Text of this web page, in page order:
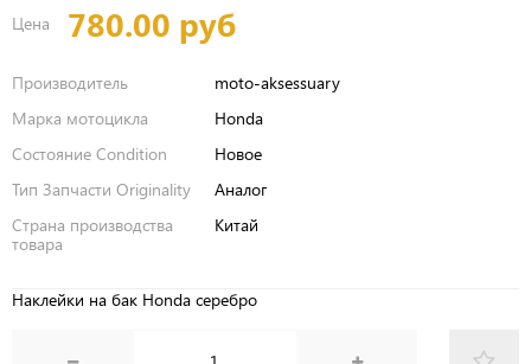
Цена 780.00 руб
Производитель
moto-aksessuary
Марка мотоцикла
Honda
Состояние Condition
Новое
Тип Запчасти Originality
Аналог
Страна производства
товара
Китай
Наклейки на бак Honda серебро